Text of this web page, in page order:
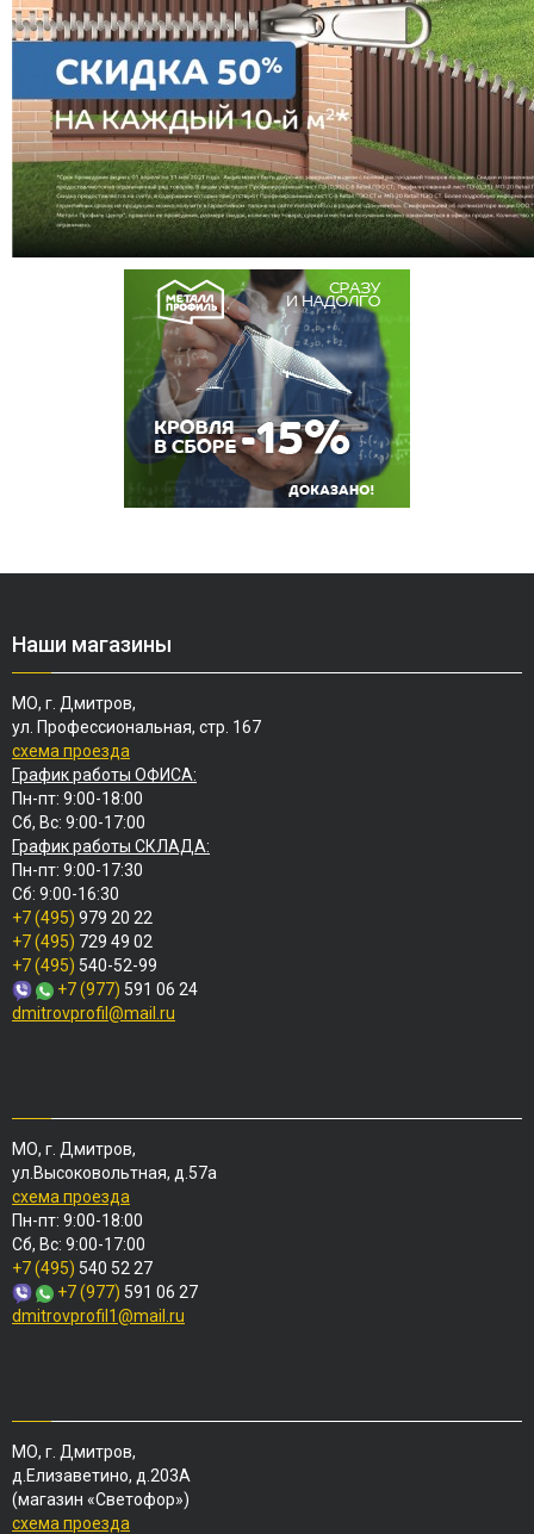
Наши магазины
МО, г. Дмитров,
ул. Профессиональная, стр. 167
схема проезда
График работы ОФИСА:
Пн-пт: 9:00-18:00
Сб, Вс: 9:00-17:00
График работы СКЛАДА:
Пн-пт: 9:00-17:30
Сб: 9:00-16:30
+7 (495) 979 20 22
+7 (495) 729 49 02
+7 (495) 540-52-99
+7 (977) 591 06 24
dmitrovprofil@mail.ru
МО, г. Дмитров,
ул.Высоковольтная, д.57а
схема проезда
Пн-пт: 9:00-18:00
Сб, Вс: 9:00-17:00
+7 (495) 540 52 27
+7 (977) 591 06 27
dmitrovprofil1@mail.ru
МО, г. Дмитров,
д.Елизаветино, д.203А
(магазин «Светофор»)
схема проезда